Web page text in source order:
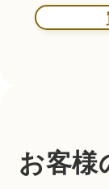
お客様